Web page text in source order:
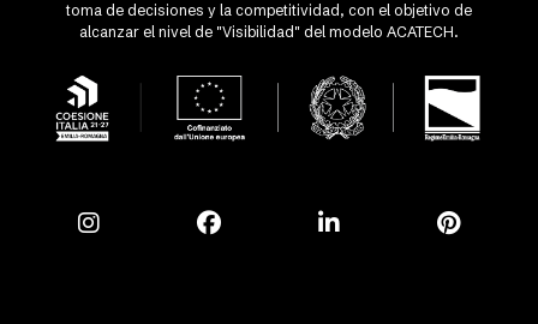
toma de decisiones y la competitividad, con el objetivo de
alcanzar el nivel de "Visibilidad" del modelo ACATECH.